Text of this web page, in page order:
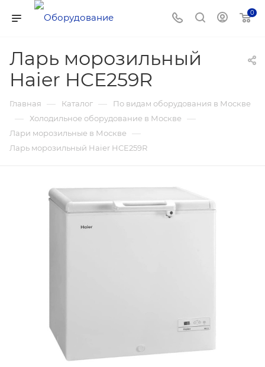
0
Ларь морозильный
Haier HCE259R
Главная — Каталог — По видам оборудования в Москве
— Холодильное оборудование в Москве —
Лари морозильные в Москве —
Ларь морозильный Haier HCE259R